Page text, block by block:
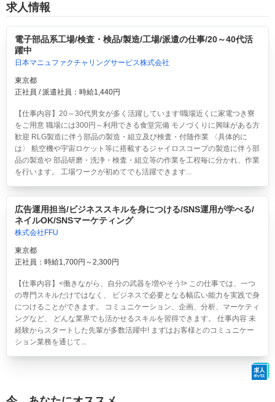
求人情報
電子部品系工場/検査・検品/製造/工場/派遣の仕事/20～40代活
躍中
日本マニュファクチャリングサービス株式会社
東京都
正社員 / 派遣社員：時給1,440円
【仕事内容】20～30代男女が多く活躍しています!職場近くに家電つき寮
をご用意 職場には300円～利用できる食堂完備 モノづくりに興味がある方
歓迎 RLG製造に伴う部品の製造・組立及び検査・付随作業 〈具体的に
は〉 航空機や宇宙ロケット等に搭載するジャイロスコープの製造に伴う部
品の製造や 部品研磨・洗浄・検査・組立等の作業を工程毎に分かれ、作業
を行います。 工場ワークが初めてでも活躍できます...
広告運用担当/ビジネススキルを身につける/SNS運用が学べる/
ネイルOK/SNSマーケティング
株式会社FFU
東京都
正社員：時給1,700円～2,300円
【仕事内容】<働きながら、自分の武器を増やそう!> この仕事では、一つ
の専門スキルだけではなく、 ビジネスで必要となる幅広い能力を実践で身
につけることができます。 コミュニケーション、企画、分析、マーケティ
ングなど、 どんな業界でも活かせるスキルを習得できます。 仕事内容 未
経験からスタートした先輩が多数活躍中! まずはお客様とのコミュニケー
ション業務を通じて...